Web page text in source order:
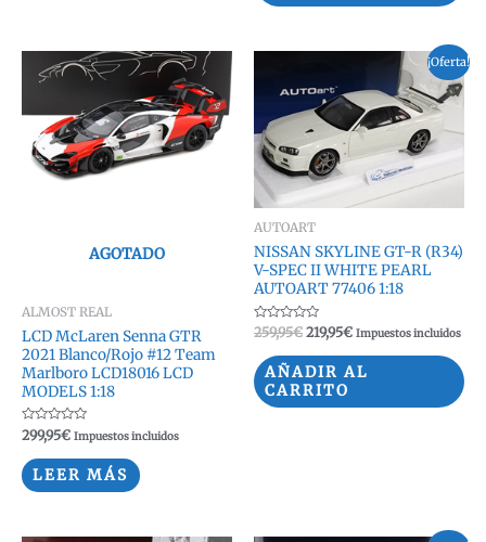
AGOTADO
ALMOST REAL
LCD McLaren Senna GTR
2021 Blanco/Rojo #12 Team
Marlboro LCD18016 LCD
MODELS 1:18
Valorado
con
de
5
299,95€ Impuestos incluidos
LEER MÁS
¡Oferta!
AUTOART
NISSAN SKYLINE GT-R (R34)
V-SPEC II WHITE PEARL
AUTOART 77406 1:18
Valorado
con
de
5
259,95€ El
original
era:
259,95€.
219,95€El
actual
Impuestos incluidos
AÑADIR AL
CARRITO